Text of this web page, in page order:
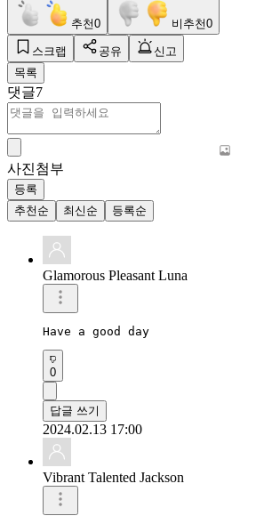
추천0 비추천0
스크랩 공유
신고
목록
댓글7
사진첨부
등록
추천순
최신순 등록순
Glamorous Pleasant Luna
Have a good day
0
답글 쓰기
2024.02.13 17:00
Vibrant Talented Jackson